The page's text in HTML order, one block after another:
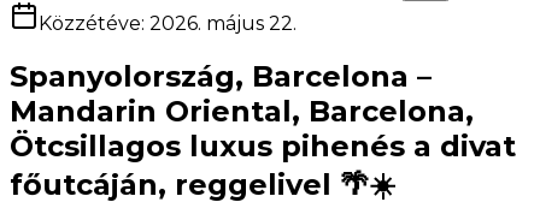
Közzétéve: 2026. május 22.
Spanyolország, Barcelona –
Mandarin Oriental, Barcelona,
Ötcsillagos luxus pihenés a divat
főutcáján, reggelivel 🌴☀️